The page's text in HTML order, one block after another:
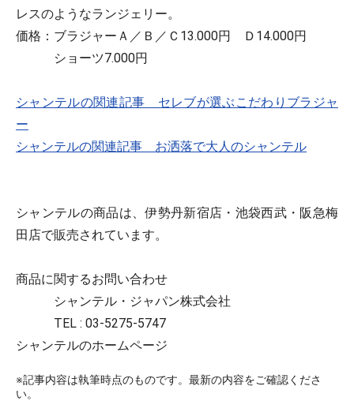
レスのようなランジェリー。
価格：ブラジャーＡ／Ｂ／Ｃ13.000円 Ｄ14.000円
ショーツ7.000円
シャンテルの関連記事 セレブが選ぶこだわりブラジャ
ー
シャンテルの関連記事 お洒落で大人のシャンテル
シャンテルの商品は、伊勢丹新宿店・池袋西武・阪急梅
田店で販売されています。
商品に関するお問い合わせ
シャンテル・ジャパン株式会社
TEL : 03-5275-5747
シャンテルのホームページ
※記事内容は執筆時点のものです。最新の内容をご確認くださ
い。